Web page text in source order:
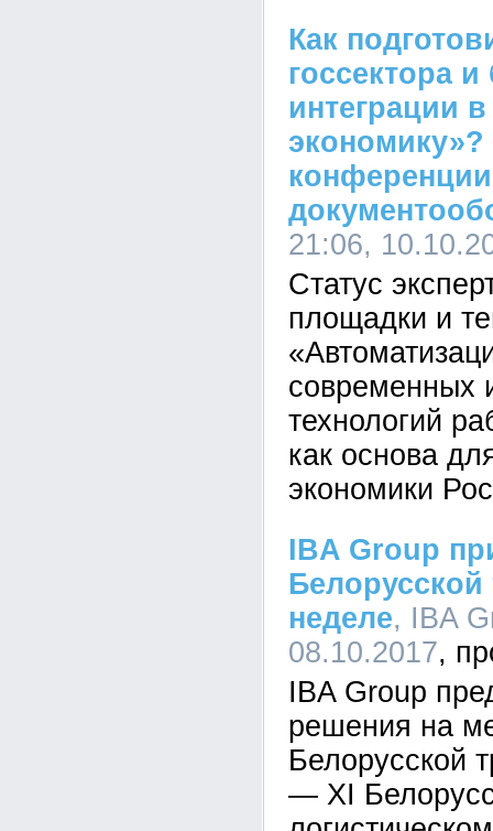
Как
госсектора и
интеграции
21:06,
Статус
площадки и
современных
технологий
как основа
экономики
IBA Group
Белорусской
неделе, IBA
08.10.2017
IBA Group
решения на
Белорусской
— XI